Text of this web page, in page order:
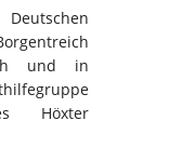
und in
Höxter